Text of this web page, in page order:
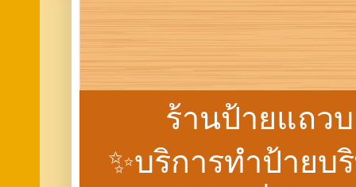
ร้านป้ายแถว
✨บริการทำป้าย